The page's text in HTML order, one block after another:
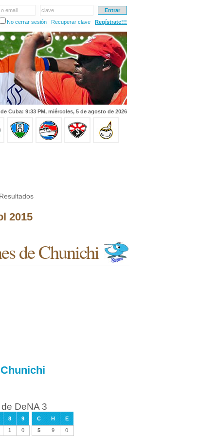
email
clave
No cerrar sesión
Recuperar clave Regístrate!!!
Cuba: 9:33 PM, miércoles, 5 de agosto de 2026
2015
de Chunichi
DeNA 3
8 9 C H
E
1 0 5 9
0